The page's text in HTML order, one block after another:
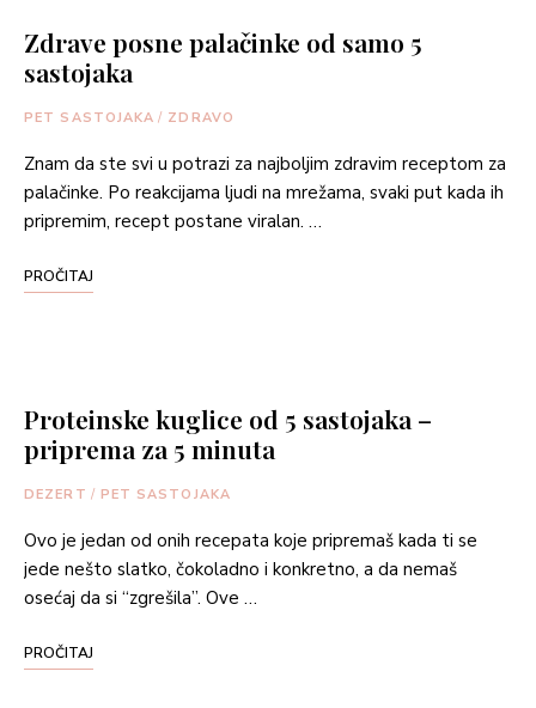
Zdrave posne palačinke od samo 5
sastojaka
PET SASTOJAKA / ZDRAVO
Znam da ste svi u potrazi za najboljim zdravim receptom za
palačinke. Po reakcijama ljudi na mrežama, svaki put kada ih
pripremim, recept postane viralan. …
PROČITAJ
Proteinske kuglice od 5 sastojaka –
priprema za 5 minuta
DEZERT / PET SASTOJAKA
Ovo je jedan od onih recepata koje pripremaš kada ti se
jede nešto slatko, čokoladno i konkretno, a da nemaš
osećaj da si “zgrešila”. Ove …
PROČITAJ